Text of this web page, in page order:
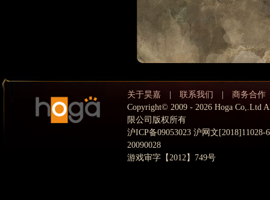
关于昊嘉 | 联系我们 | 商务合作
Copyright© 2009 - 2026 Hoga Co,.Ltd
限公司版权所有
沪ICP备09053023 沪网文
20090028
游戏审字【2012】749号